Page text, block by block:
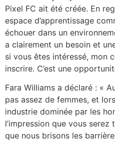
Pixel FC ait été créée. En
espace d’apprentissage
échouer dans un
a clairement un besoin et
si vous êtes intéressé, mon
inscrire. C’est une
Fara Williams a déclaré : «
pas assez de femmes, et
industrie dominée par les
l’impression que vous
que nous brisons les